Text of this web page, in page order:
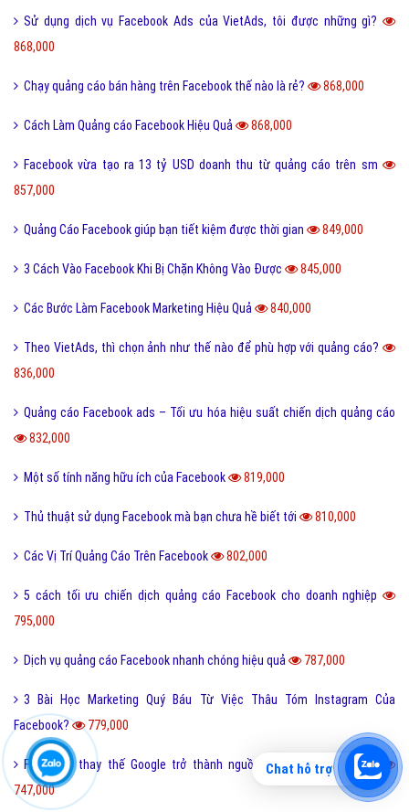
Sử dụng dịch vụ Facebook Ads của VietAds, tôi được những gì?
868,000
Chạy quảng cáo bán hàng trên Facebook thế nào là rẻ? 868,000
Cách Làm Quảng cáo Facebook Hiệu Quả 868,000
Facebook vừa tạo ra 13 tỷ USD doanh thu từ quảng cáo trên sm
857,000
Quảng Cáo Facebook giúp bạn tiết kiệm được thời gian 849,000
3 Cách Vào Facebook Khi Bị Chặn Không Vào Được 845,000
Các Bước Làm Facebook Marketing Hiệu Quả 840,000
Theo VietAds, thì chọn ảnh như thế nào để phù hợp với quảng cáo?
836,000
Quảng cáo Facebook ads – Tối ưu hóa hiệu suất chiến dịch quảng cáo
832,000
Một số tính năng hữu ích của Facebook 819,000
Thủ thuật sử dụng Facebook mà bạn chưa hề biết tới 810,000
Các Vị Trí Quảng Cáo Trên Facebook 802,000
5 cách tối ưu chiến dịch quảng cáo Facebook cho doanh nghiệp
795,000
Dịch vụ quảng cáo Facebook nhanh chóng hiệu quả 787,000
3 Bài Học Marketing Quý Báu Từ Việc Thâu Tóm Instagram Của
Facebook?
779,000
Facebook thay thế Google trở thành nguồn đẩy traffic cao nhất
747,000
Chat hỗ trợ